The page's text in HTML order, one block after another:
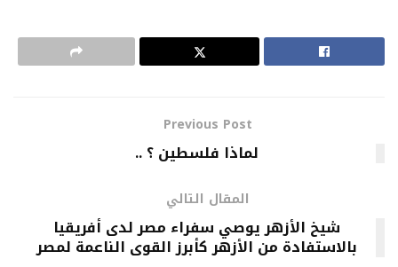
Previous Post
لماذا فلسطين ؟ ..
المقال التالي
شيخ الأزهر يوصي سفراء مصر لدى أفريقيا
بالاستفادة من الأزهر كأبرز القوى الناعمة لمصر